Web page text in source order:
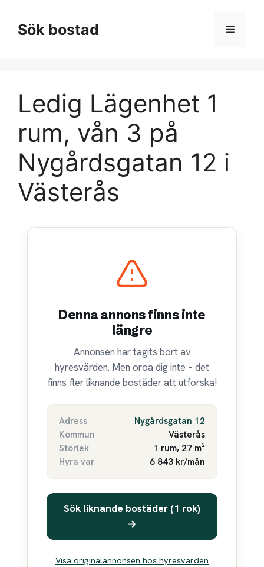
innehållSök bostad Meny
Ledig Lägenhet 1
rum, vån 3 på
Nygårdsgatan 12 i
Västerås
Denna annons finns inte
längre
Annonsen har tagits bort av
hyresvärden. Men oroa dig inte – det
finns fler liknande bostäder att utforska!
Adress
Nygårdsgatan 12
Kommun
Västerås
Storlek
1 rum, 27 m²
Hyra var
6 843 kr/mån
Sök liknande bostäder (1 rok)
→
Visa originalannonsen hos hyresvärden